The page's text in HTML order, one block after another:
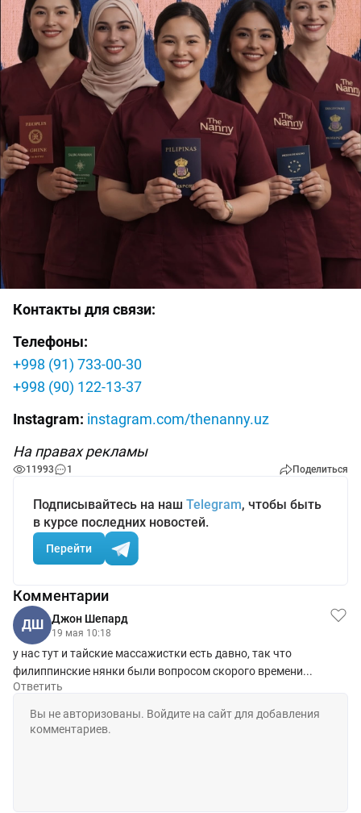
Контакты для связи:
Телефоны:
+998 (91) 733-00-30
+998 (90) 122-13-37
Instagram: instagram.com/thenanny.uz
На правах рекламы
11993 1 Поделиться
Подписывайтесь на наш Telegram, чтобы быть
в курсе последних новостей.
Перейти
Комментарии
ДШ Джон Шепард
19 мая 10:18
у нас тут и тайские массажистки есть давно, так что
филиппинские нянки были вопросом скорого времени...
Ответить